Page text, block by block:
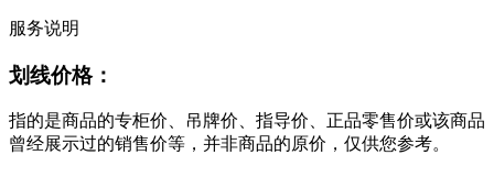
服务说明
划线价格：
指的是商品的专柜价、吊牌价、指导价、正品零售价或该商品
曾经展示过的销售价等，并非商品的原价，仅供您参考。